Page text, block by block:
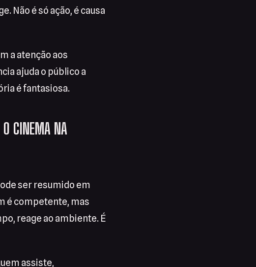
Não é só ação, é causa
a atenção aos
ajuda o público a
é fantasiosa.
O CINEMA NA
ser resumido em
é competente, mas
reage ao ambiente. É
assiste,